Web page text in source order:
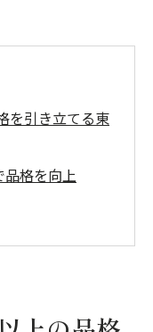
を引き立てる東
格を向上
する技
きを持たせる